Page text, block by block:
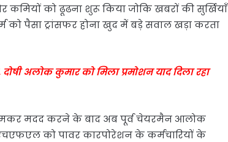
को ढूढना शुरू किया जोकि खबरों की सुर्खियाँ
पैसा ट्रांसफर होना खुद में बड़े सवाल खड़ा करता
अलोक कुमार को मिला प्रमोशन याद दिला रहा
मदद करने के बाद अब पूर्व चेयरमैन आलोक
को पावर कारपोरेशन के कर्मचारियों के